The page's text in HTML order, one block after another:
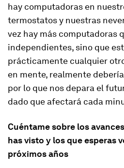
hay computadoras en
termostatos y nuestras
vez hay más computadoras
independientes, sino que
prácticamente cualquier
en mente, realmente
por lo que nos depara el
dado que afectará cada
Cuéntame sobre los
has visto y los que esperas
próximos años